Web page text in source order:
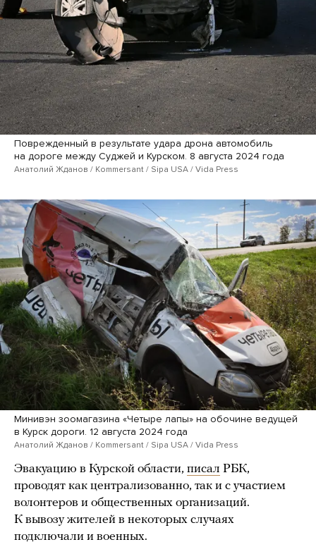
Поврежденный в результате удара дрона автомобиль
на дороге между Суджей и Курском. 8 августа 2024 года
Анатолий Жданов / Kommersant / Sipa USA / Vida Press
Минивэн зоомагазина «Четыре лапы» на обочине ведущей
в Курск дороги. 12 августа 2024 года
Анатолий Жданов / Kommersant / Sipa USA / Vida Press
Эвакуацию в Курской области, писал РБК,
проводят как централизованно, так и с участием
волонтеров и общественных организаций.
К вывозу жителей в некоторых случаях
подключали и военных.